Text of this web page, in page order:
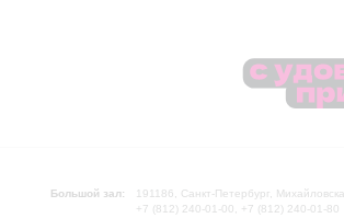
Большой зал:
191186, Санкт-Петербург,
+7 (812) 240-01-00, +7 (812) 240-01-80